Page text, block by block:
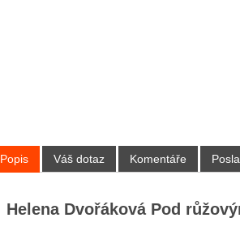
Popis Váš dotaz Komentáře
Helena Dvořáková Pod